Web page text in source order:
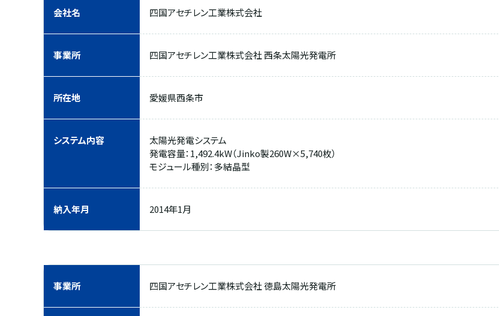
会社名 四国アセチレン工業株式会社
事業所 四国アセチレン工業株式会社 西条太陽光発電所
所在地 愛媛県西条市
システム内容
太陽光発電システム
発電容量：1,492.4kW（Jinko製260W×5,740枚）
モジュール種別：多結晶型
納入年月 2014年1月
事業所 四国アセチレン工業株式会社 徳島太陽光発電所